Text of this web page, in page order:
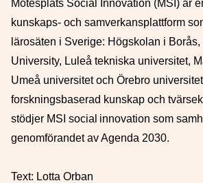
Mötesplats Social Innovation (MSI) är
kunskaps- och samverkansplattform
lärosäten i Sverige: Högskolan i
University, Luleå tekniska universitet,
Umeå universitet och Örebro
forskningsbaserad kunskap och
stödjer MSI social innovation som
genomförandet av Agenda 2030.
Text: Lotta Orban